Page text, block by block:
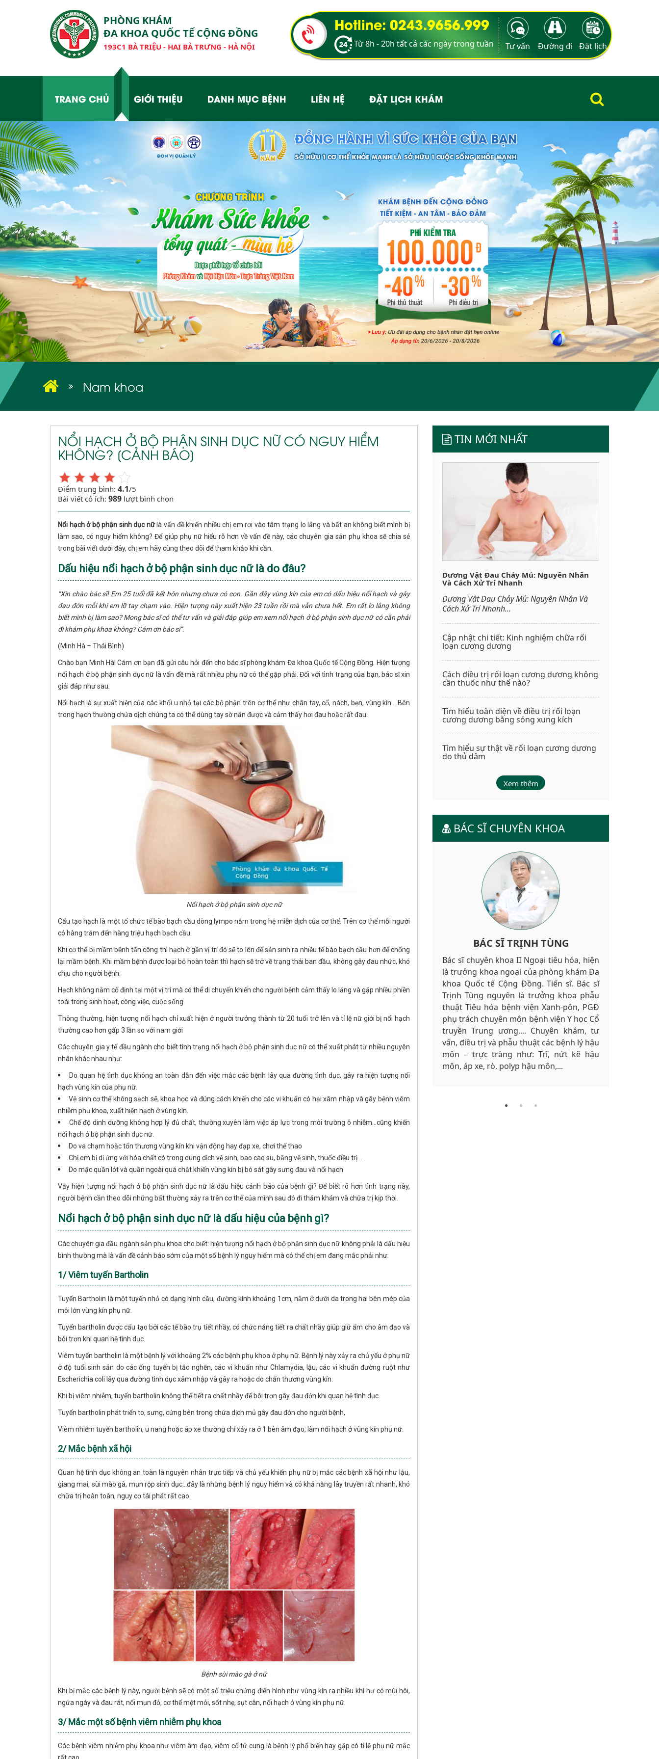
PHÒNG KHÁM
ĐA KHOA QUỐC TẾ CỘNG ĐỒNG
193C1 BÀ TRIỆU - HAI BÀ TRƯNG - HÀ NỘI
Hotline: 0243.9656.999
Từ 8h - 20h tất cả các ngày trong tuần Tư vấn Đường đi Đặt lịch
TRANG CHỦ GIỚI THIỆU DANH MỤC BỆNH LIÊN HỆ ĐẶT LỊCH KHÁM
Nam khoa
NỔI HẠCH Ở BỘ PHẬN SINH DỤC NỮ CÓ NGUY HIỂM
KHÔNG? [CẢNH BÁO]
Điểm trung bình: 4.1/5
Bài viết có ích: 989 lượt bình chọn
Nổi hạch ở bộ phận sinh dục nữlà vấn đề khiến nhiều chị em rơi vào tâm trạng lo lắng và bất an không biết mình bị
làm sao, có nguy hiểm không? Để giúp phụ nữ hiểu rõ hơn về vấn đề này, các chuyên gia sản phụ khoa sẽ chia sẻ
trong bài viết dưới đây, chị em hãy cùng theo dõi để tham khảo khi cần.
Dấu hiệu nổi hạch ở bộ phận sinh dục nữ là do đâu?
“Xin chào bác sĩ! Em 25 tuổi đã kết hôn nhưng chưa có con. Gần đây vùng kín của em có dấu hiệu nổi hạch và gây
đau đớn mỗi khi em lỡ tay chạm vào. Hiện tượng này xuất hiện 23 tuần rồi mà vẫn chưa hết. Em rất lo lắng không
biết mình bị làm sao? Mong bác sĩ có thể tư vấn và giải đáp giúp em xem nổi hạch ở bộ phận sinh dục nữ có cần phải
đi khám phụ khoa không? Cám ơn bác sĩ”.
(Minh Hà – Thái Bình)
Chào bạn Minh Hà! Cám ơn bạn đã gửi câu hỏi đến cho bác sĩ phòng khám Đa khoa Quốc tế Cộng Đồng. Hiện tượng
nổi hạch ở bộ phận sinh dục nữ là vấn đề mà rất nhiều phụ nữ có thể gặp phải. Đối với tình trạng của bạn, bác sĩ xin
giải đáp như sau:
Nổi hạch là sự xuất hiện của các khối u nhỏ tại các bộ phận trên cơ thể như chân tay, cổ, nách, bẹn, vùng kín… Bên
trong hạch thường chứa dịch chúng ta có thể dùng tay sờ nắn được và cảm thấy hơi đau hoặc rất đau.
Nổi hạch ở bộ phận sinh dục nữ
Cấu tạo hạch là một tổ chức tế bào bạch cầu dòng lympo nằm trong hệ miễn dịch của cơ thể. Trên cơ thể mỗi người
có hàng trăm đến hàng triệu hạch bạch cầu.
Khi cơ thể bị mầm bệnh tấn công thì hạch ở gần vị trí đó sẽ to lên để sản sinh ra nhiều tế bào bạch cầu hơn để chống
lại mầm bệnh. Khi mầm bệnh được loại bỏ hoàn toàn thì hạch sẽ trở về trạng thái ban đầu, không gây đau nhức, khó
chịu cho người bệnh.
Hạch không nằm cố định tại một vị trí mà có thể di chuyển khiến cho người bệnh cảm thấy lo lắng và gặp nhiều phiền
toái trong sinh hoạt, công việc, cuộc sống.
Thông thường, hiện tượng nổi hạch chỉ xuất hiện ở người trưởng thành từ 20 tuổi trở lên và tỉ lệ nữ giới bị nổi hạch
thường cao hơn gấp 3 lần so với nam giới
Các chuyên gia y tế đầu ngành cho biết tình trạng nổi hạch ở bộ phận sinh dục nữ có thể xuất phát từ nhiều nguyên
nhân khác nhau như:
Do quan hệ tình dục không an toàn dẫn đến việc mắc các bệnh lây qua đường tình dục, gây ra hiện tượng nổi
hạch vùng kín của phụ nữ.
Vệ sinh cơ thể không sạch sẽ, khoa học và đúng cách khiến cho các vi khuẩn có hại xâm nhập và gây bệnh viêm
nhiễm phụ khoa, xuất hiện hạch ở vùng kín.
Chế độ dinh dưỡng không hợp lý đủ chất, thường xuyên làm việc áp lực trong môi trường ô nhiễm…cũng khiến
nổi hạch ở bộ phận sinh dục nữ.
Do va chạm hoặc tổn thương vùng kín khi vận động hay đạp xe, chơi thể thao
Chị em bị dị ứng với hóa chất có trong dung dịch vệ sinh, bao cao su, băng vệ sinh, thuốc điều trị…
Do mặc quần lót và quần ngoài quá chật khiến vùng kín bị bó sát gây sưng đau và nổi hạch
Vậy hiện tượng nổi hạch ở bộ phận sinh dục nữ là dấu hiệu cảnh báo của bệnh gì? Để biết rõ hơn tình trạng này,
người bệnh cần theo dõi những bất thường xảy ra trên cơ thể của mình sau đó đi thăm khám và chữa trị kịp thời.
Nổi hạch ở bộ phận sinh dục nữ là dấu hiệu của bệnh gì?
Các chuyên gia đầu ngành sản phụ khoa cho biết: hiện tượng nổi hạch ở bộ phận sinh dục nữ không phải là dấu hiệu
bình thường mà là vấn đề cảnh báo sớm của một số bệnh lý nguy hiểm mà có thể chị em đang mắc phải như:
1/ Viêm tuyến Bartholin
Tuyến Bartholin là một tuyến nhỏ có dạng hình cầu, đường kính khoảng 1cm, nằm ở dưới da trong hai bên mép của
môi lớn vùng kín phụ nữ.
Tuyến bartholin được cấu tạo bởi các tế bào trụ tiết nhầy, có chức năng tiết ra chất nhầy giúp giữ ẩm cho âm đạo và
bôi trơn khi quan hệ tình dục.
Viêm tuyến bartholin là một bệnh lý với khoảng 2% các bệnh phụ khoa ở phụ nữ. Bệnh lý này xảy ra chủ yếu ở phụ nữ
ở độ tuổi sinh sản do các ống tuyến bị tắc nghẽn, các vi khuẩn như Chlamydia, lậu, các vi khuẩn đường ruột như
Escherichia coli lây qua đường tình dục xâm nhập và gây ra hoặc do chấn thương vùng kín.
Khi bị viêm nhiễm, tuyến bartholin không thể tiết ra chất nhầy để bôi trơn gây đau đớn khi quan hệ tình dục.
Tuyến bartholin phát triển to, sưng, cứng bên trong chứa dịch mủ gây đau đớn cho người bệnh,
Viêm nhiễm tuyến bartholin, u nang hoặc áp xe thường chỉ xảy ra ở 1 bên âm đạo, làm nổi hạch ở vùng kín phụ nữ.
2/ Mắc bệnh xã hội
Quan hệ tình dục không an toàn là nguyên nhân trực tiếp và chủ yếu khiến phụ nữ bị mắc các bệnh xã hội như lậu,
giang mai, sùi mào gà, mụn rộp sinh dục…đây là những bệnh lý nguy hiểm và có khả năng lây truyền rất nhanh, khó
chữa trị hoàn toàn, nguy cơ tái phát rất cao.
Bệnh sùi mào gà ở nữ
Khi bị mắc các bệnh lý này, người bệnh sẽ có một số triệu chứng điển hình như vùng kín ra nhiều khí hư có mùi hôi,
ngứa ngáy và đau rát, nổi mụn đỏ, cơ thể mệt mỏi, sốt nhẹ, sụt cân, nổi hạch ở vùng kín phụ nữ.
3/ Mắc một số bệnh viêm nhiễm phụ khoa
Các bệnh viêm nhiễm phụ khoa như viêm âm đạo, viêm cổ tử cung là bệnh lý phổ biến hay gặp có tỉ lệ phụ nữ mắc
TIN MỚI NHẤT
Dương Vật Đau Chảy Mủ: Nguyên Nhân
Và Cách Xử Trí Nhanh
Dương Vật Đau Chảy Mủ: Nguyên Nhân Và
Cách Xử Trí Nhanh...
Cập nhật chi tiết: Kinh nghiệm chữa rối
loạn cương dương
Cách điều trị rối loạn cương dương không
cần thuốc như thế nào?
Tìm hiểu toàn diện về điều trị rối loạn
cương dương bằng sóng xung kích
Tìm hiểu sự thật về rối loạn cương dương
do thủ dâm
Xem thêm
BÁC SĨ CHUYÊN KHOA
BÁC SĨ TRỊNH TÙNG
Bác sĩ chuyên khoa II Ngoại tiêu hóa, hiện
là trưởng khoa ngoại của phòng khám Đa
khoa Quốc tế Cộng Đồng. Tiến sĩ. Bác sĩ
Trịnh Tùng nguyên là trưởng khoa phẫu
thuật Tiêu hóa bệnh viện Xanh-pôn, PGĐ
phụ trách chuyên môn bệnh viện Y học Cổ
truyền Trung ương,... Chuyên khám, tư
vấn, điều trị và phẫu thuật các bệnh lý hậu
môn – trực tràng như: Trĩ, nứt kẽ hậu
môn, áp xe, rò, polyp hậu môn,...
BÁC SĨ NGUYỄN VĂN CHÂU
Đại tá, bác sĩ chuyên khoa II Nguyễn Văn
Châu, hiện là bác sĩ xuất sắc của phòng
khám Đa khoa Quốc tế Cộng Đồng. Đại tá,
bác sĩ Nguyễn Văn Châu từng là Nguyên
Chủ nhiệm khoa Ngoại bệnh viện Quân
đội 354, từng có nhiều năm chăm sóc, sức
khỏe cán bộ tại quần đảo Trường Sa. Bác
sĩ Châu hiện đang khám, tư vấn và điều trị
các bệnh lý ở hậu môn như: Trĩ, nứt kẽ
hậu môn, áp xe, rò, polyp hậu môn..
BÁC SĨ NGÔ VIỆT THÀNH
Bác sĩ chuyên khoa II Ngoại tiêu hóa Ngô
Việt Thành là một trong những bác sĩ
được nhiều người bệnh chọn lựa, đặt hẹn
trước tại Đa khoa Quốc tế Cộng Đồng.
Bác sĩ Ngô Việt Thành từng là bác sĩ khoa
Ngoại của bệnh viện Việt Đức, phó trưởng
khoa Ngoại bệnh viện Phổi Trung ương,
chủ nhiệm bộ môn Ngoại của trường Đại
học Y… Sở trường của bác Thành là thực
hiện cắt trĩ đồng thời chữa các bệnh ở hậu